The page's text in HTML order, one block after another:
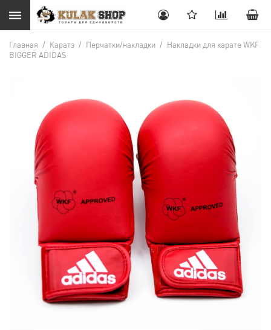
Главная / Каратэ / Перчатки/накладки / Накладки для карате WKF
BIGGER ADIDAS